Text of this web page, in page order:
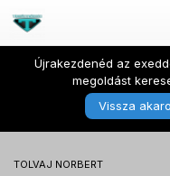
Újrakezdenéd az
megoldást
Vissza
TOLVAJ NORBERT